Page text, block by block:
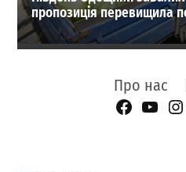
пропозиція перевищила
Про нас
Facebook